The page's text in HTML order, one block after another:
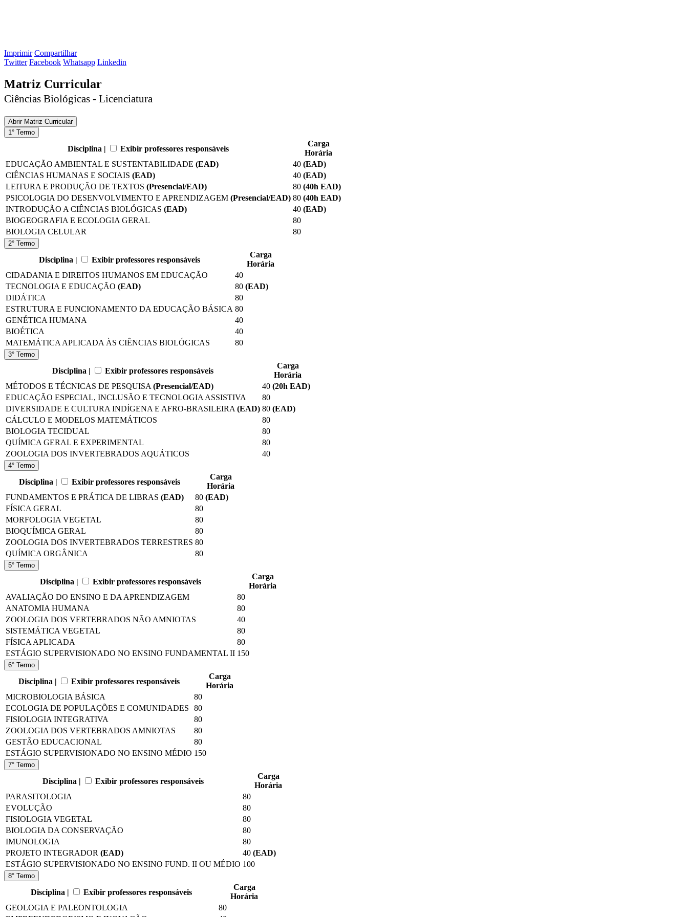
Imprimir Compartilhar
Twitter Facebook Whatsapp Linkedin
Matriz Curricular
Ciências Biológicas - Licenciatura
AbrirMatriz Curricular
1° Termo
Disciplina | Exibir professores responsáveis
Carga
Horária
EDUCAÇÃO AMBIENTAL E SUSTENTABILIDADE (EAD) 40 (EAD)
CIÊNCIAS HUMANAS E SOCIAIS (EAD) 40 (EAD)
LEITURA E PRODUÇÃO DE TEXTOS (Presencial/EAD) 80 (40h EAD)
PSICOLOGIA DO DESENVOLVIMENTO E APRENDIZAGEM (Presencial/EAD) 80 (40h EAD)
INTRODUÇÃO A CIÊNCIAS BIOLÓGICAS (EAD) 40 (EAD)
BIOGEOGRAFIA E ECOLOGIA GERAL
80
BIOLOGIA CELULAR
80
2° Termo
Disciplina | Exibir professores responsáveis
Carga
Horária
CIDADANIA E DIREITOS HUMANOS EM EDUCAÇÃO
40
TECNOLOGIA E EDUCAÇÃO (EAD) 80 (EAD)
DIDÁTICA
80
ESTRUTURA E FUNCIONAMENTO DA EDUCAÇÃO BÁSICA 80
GENÉTICA HUMANA
40
BIOÉTICA
40
MATEMÁTICA APLICADA ÀS CIÊNCIAS BIOLÓGICAS
80
3° Termo
Disciplina | Exibir professores responsáveis
Carga
Horária
MÉTODOS E TÉCNICAS DE PESQUISA (Presencial/EAD) 40 (20h EAD)
EDUCAÇÃO ESPECIAL, INCLUSÃO E TECNOLOGIA ASSISTIVA
80
DIVERSIDADE E CULTURA INDÍGENA E AFRO-BRASILEIRA (EAD) 80 (EAD)
CÁLCULO E MODELOS MATEMÁTICOS
80
BIOLOGIA TECIDUAL
80
QUÍMICA GERAL E EXPERIMENTAL
80
ZOOLOGIA DOS INVERTEBRADOS AQUÁTICOS
40
4° Termo
Disciplina | Exibir professores responsáveis
Carga
Horária
FUNDAMENTOS E PRÁTICA DE LIBRAS (EAD) 80 (EAD)
FÍSICA GERAL
80
MORFOLOGIA VEGETAL
80
BIOQUÍMICA GERAL
80
ZOOLOGIA DOS INVERTEBRADOS TERRESTRES 80
QUÍMICA ORGÂNICA
80
5° Termo
Disciplina | Exibir professores responsáveis
Carga
Horária
AVALIAÇÃO DO ENSINO E DA APRENDIZAGEM
80
ANATOMIA HUMANA
80
ZOOLOGIA DOS VERTEBRADOS NÃO AMNIOTAS
40
SISTEMÁTICA VEGETAL
80
FÍSICA APLICADA
80
ESTÁGIO SUPERVISIONADO NO ENSINO FUNDAMENTAL II 150
6° Termo
Disciplina | Exibir professores responsáveis
Carga
Horária
MICROBIOLOGIA BÁSICA
80
ECOLOGIA DE POPULAÇÕES E COMUNIDADES
80
FISIOLOGIA INTEGRATIVA
80
ZOOLOGIA DOS VERTEBRADOS AMNIOTAS
80
GESTÃO EDUCACIONAL
80
ESTÁGIO SUPERVISIONADO NO ENSINO MÉDIO 150
7° Termo
Disciplina | Exibir professores responsáveis
Carga
Horária
PARASITOLOGIA
80
EVOLUÇÃO
80
FISIOLOGIA VEGETAL
80
BIOLOGIA DA CONSERVAÇÃO
80
IMUNOLOGIA
80
PROJETO INTEGRADOR (EAD) 40 (EAD)
ESTÁGIO SUPERVISIONADO NO ENSINO FUND. II OU MÉDIO 100
8° Termo
Disciplina | Exibir professores responsáveis
Carga
Horária
GEOLOGIA E PALEONTOLOGIA
80